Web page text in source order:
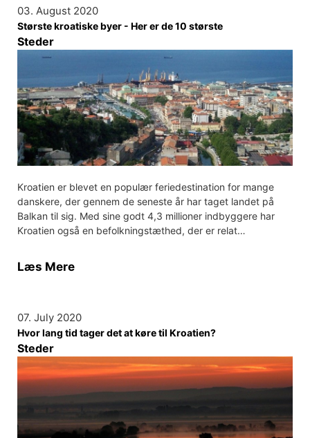
03. August 2020
Største kroatiske byer - Her er de 10 største
Steder
Kroatien er blevet en populær feriedestination for mange
danskere, der gennem de seneste år har taget landet på
Balkan til sig. Med sine godt 4,3 millioner indbyggere har
Kroatien også en befolkningstæthed, der er relat…
Læs Mere
07. July 2020
Hvor lang tid tager det at køre til Kroatien?
Steder